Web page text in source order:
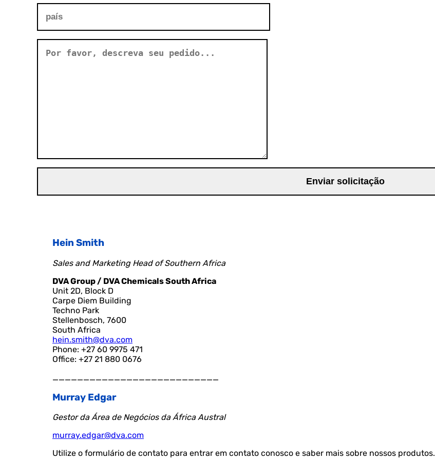
Hein Smith
Sales and Marketing Head of Southern Africa
DVA Group / DVA Chemicals South Africa
Unit 2D, Block D
Carpe Diem Building
Techno Park
Stellenbosch, 7600
South Africa
hein.smith@dva.com
Phone: +27 60 9975 471
Office: +27 21 880 0676
___________________________
Murray Edgar
Gestor da Área de Negócios da África Austral
murray.edgar@dva.com
Utilize o formulário de contato para entrar em contato conosco e saber mais sobre nossos produtos.